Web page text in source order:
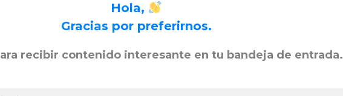
Hola,
Gracias por preferirnos.
recibir contenido interesante en tu bandeja de entrada.